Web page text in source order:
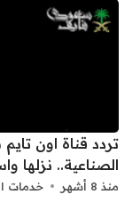
تردد قناة اون
الصناعية.. نزلها
منذ 8 أشهر خدمات